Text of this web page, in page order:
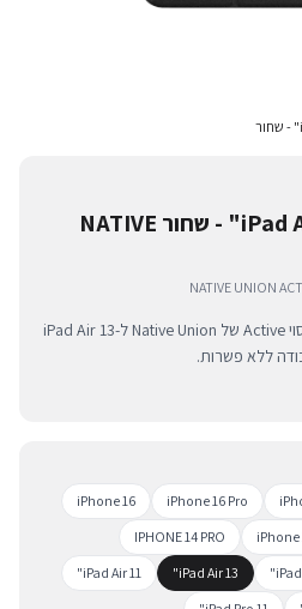
כיסוי Active ל-iPad Air 13" - שחור NATIVE
NATIVE UNION
הגנה פרימיום ועיצוב מודרני: כיסוי Active של Native Union ל-iPad Air 13
ללא פשרות.
iPhone 16 Pro
iPhone 16
iPhone
IPHONE 14 PRO
iPad
iPad Air 13"
iPad Air 11"